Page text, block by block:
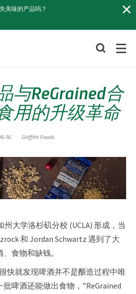
美味的产品吗？
与ReGrained合
用的升级革命
16 Griffith Foods
州大学洛杉矶分校 (UCLA) 形成，当
和 Jordan Schwartz 遇到了大
食物和缺钱。
快就发现啤酒并不是酿造过程中唯
啤酒还能做出食物，”ReGrained